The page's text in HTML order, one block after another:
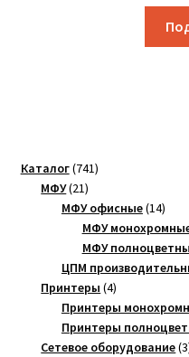
Каталог 741741
МФУ 2121
товар
МФУ офисные 1414
МФУ
МФУ
ЦПМ
Принтеры 44
товара
Принтеры
Принтеры
Сетевое оборудование 3